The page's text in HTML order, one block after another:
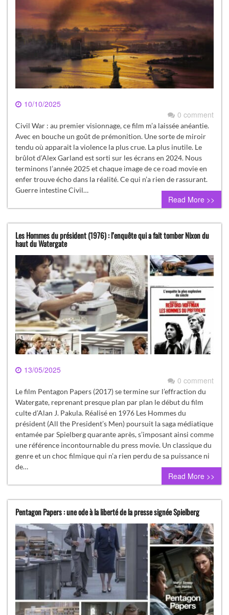
10/10/2025
0 comment
Civil War : au premier visionnage, ce film m’a laissée anéantie.
Avec en bouche un goût de prémonition. Une sorte de miroir
tendu où apparait la violence la plus crue. La plus inutile. Le
brûlot d’Alex Garland est sorti sur les écrans en 2024. Nous
terminons l’année 2025 et chaque image de ce road movie en
enfer trouve écho dans la réalité. Ce qui n’a rien de rassurant.
Guerre intestine Civil…
Read More >>
Les Hommes du président (1976) : l’enquête qui a fait tomber Nixon du
haut du Watergate
13/05/2025
0 comment
Le film Pentagon Papers (2017) se termine sur l’effraction du
Watergate, reprenant presque plan par plan le début du film
culte d’Alan J. Pakula. Réalisé en 1976 Les Hommes du
président (All the President’s Men) poursuit la saga médiatique
entamée par Spielberg quarante après, s’imposant ainsi comme
une référence incontournable du press movie. Un classique du
genre et un choc filmique qui n’a rien perdu de sa puissance ni
de…
Read More >>
Pentagon Papers : une ode à la liberté de la presse signée Spielberg